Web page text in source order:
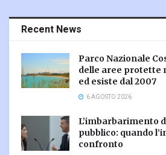
Recent News
Parco Nazionale
delle aree protette
ed esiste dal 2007
6 AGOSTO 2026
L’imbarbarimento
pubblico: quando
confronto